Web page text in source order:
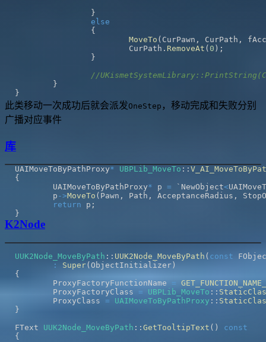
}
else
{
MoveTo ( CurPawn , CurPath ,
			CurPath
. RemoveAt ( 0 ) ;
}
//
}
}
此类移动一次成功后就会派发OneStep ，移动完成和失败分别
广播对应事件
库
UAIMoveToByPathProxy* UBPLib_MoveTo ::
{
	UAIMoveToByPathProxy
* p = `NewObject<
	p
->MoveTo ( Pawn , Path , AcceptanceRadius ,
return p ;
}
K2Node
UUK2Node_MoveByPath :: UUK2Node_MoveByPath ( const
:
Super( ObjectInitializer )
{
	ProxyFactoryFunctionName
=
	ProxyFactoryClass
= UBPLib_MoveTo ::
	ProxyClass
= UAIMoveToByPathProxy ::
}
FText UUK2Node_MoveByPath :: GetTooltipText ( )
const
{